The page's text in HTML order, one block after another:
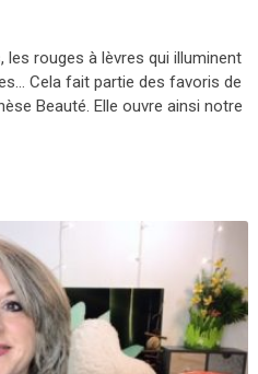
rouges à lèvres qui illuminent
Cela fait partie des favoris de
Beauté. Elle ouvre ainsi notre